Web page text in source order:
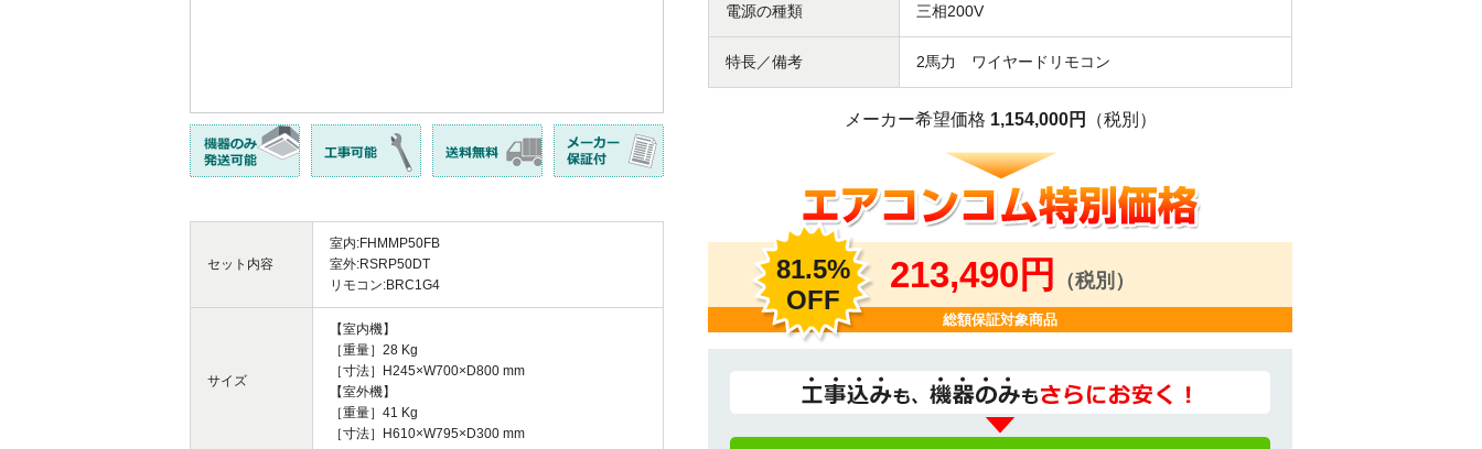
セット内容
室内:FHMMP50FB
室外:RSRP50DT
リモコン:BRC1G4
サイズ
【室内機】
［重量］28 Kg
［寸法］H245×W700×D800 mm
【室外機】
［重量］41 Kg
［寸法］H610×W795×D300 mm
電源の種類 三相200V
特長／備考 2馬力 ワイヤードリモコン
メーカー希望価格 1,154,000円 （税別）
81.5%
OFF
213,490円 （税別）
総額保証対象商品